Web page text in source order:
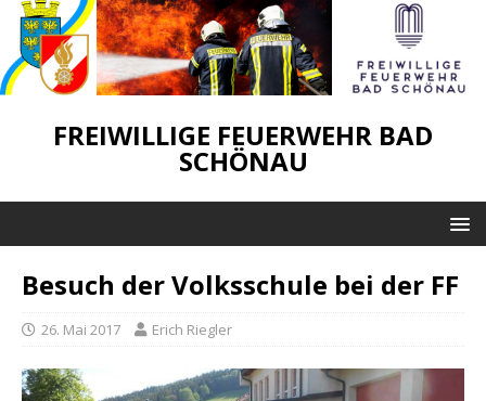
FREIWILLIGE FEUERWEHR BAD
SCHÖNAU
Besuch der Volksschule bei der FF
26. Mai 2017 Erich Riegler